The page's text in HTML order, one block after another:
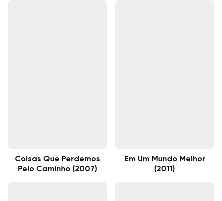
Coisas Que Perdemos
Pelo Caminho (2007)
Em Um Mundo Melhor
(2011)